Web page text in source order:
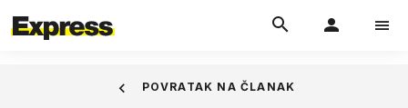
POVRATAK NA ČLANAK